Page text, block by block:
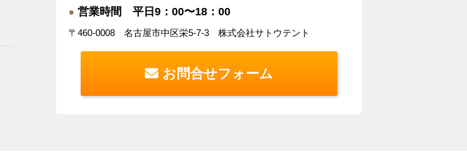
● 営業時間 平日9：00〜18：00
〒460-0008 名古屋市中区栄5-7-3 株式会社サトウテント
お問合せフォーム